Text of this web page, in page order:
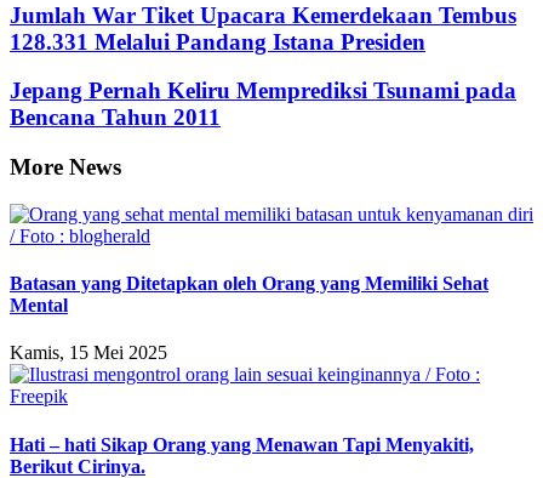
Jumlah War Tiket Upacara Kemerdekaan Tembus
128.331 Melalui Pandang Istana Presiden
Jepang Pernah Keliru Memprediksi Tsunami pada
Bencana Tahun 2011
More News
Batasan yang Ditetapkan oleh Orang yang Memiliki Sehat
Mental
Kamis, 15 Mei 2025
Hati – hati Sikap Orang yang Menawan Tapi Menyakiti,
Berikut Cirinya.